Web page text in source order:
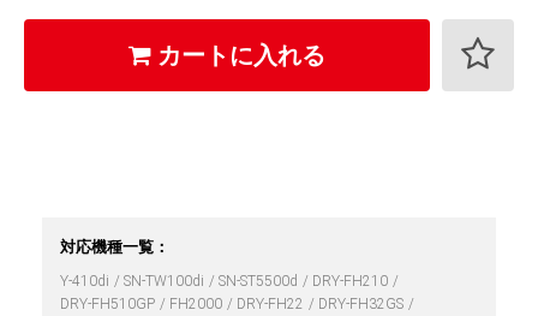
対応機種一覧：
Y-410di SN-TW100di SN-ST5500d
DRY-FH210
DRY-FH510GP
FH2000 DRY-FH22
DRY-FH32GS
カートに入れる